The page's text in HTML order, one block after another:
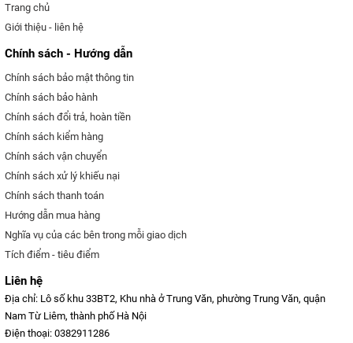
Trang chủ
Giới thiệu - liên hệ
Chính sách - Hướng dẫn
Chính sách bảo mật thông tin
Chính sách bảo hành
Chính sách đổi trả, hoàn tiền
Chính sách kiểm hàng
Chính sách vận chuyển
Chính sách xử lý khiếu nại
Chính sách thanh toán
Hướng dẫn mua hàng
Nghĩa vụ của các bên trong mỗi giao dịch
Tích điểm - tiêu điểm
Liên hệ
Địa chỉ: Lô số khu 33BT2, Khu nhà ở Trung Văn, phường Trung Văn, quận
Nam Từ Liêm, thành phố Hà Nội
Điện thoại: 0382911286